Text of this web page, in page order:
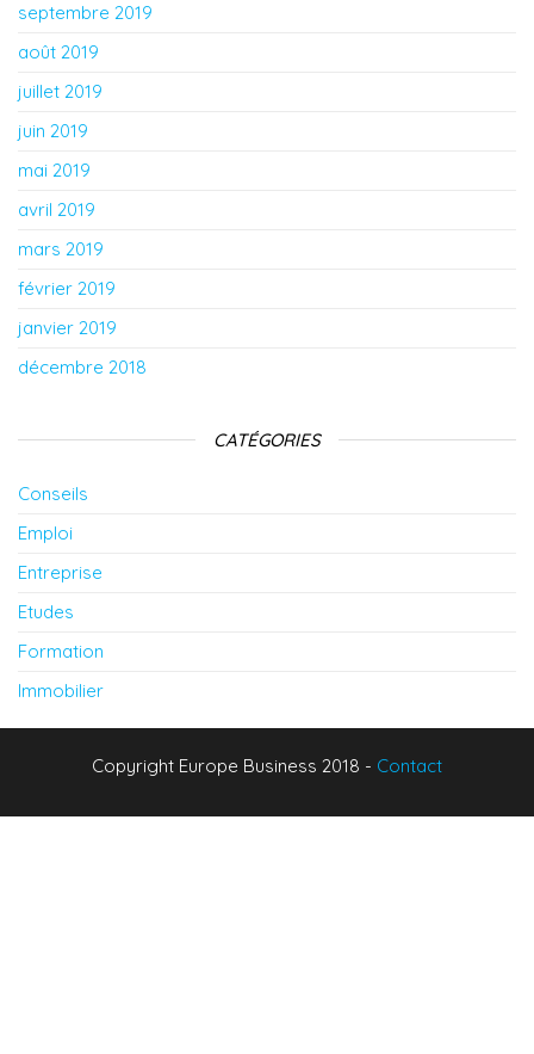
septembre 2019
août 2019
juillet 2019
juin 2019
mai 2019
avril 2019
mars 2019
février 2019
janvier 2019
décembre 2018
CATÉGORIES
Conseils
Emploi
Entreprise
Etudes
Formation
Immobilier
Copyright Europe Business 2018 - Contact